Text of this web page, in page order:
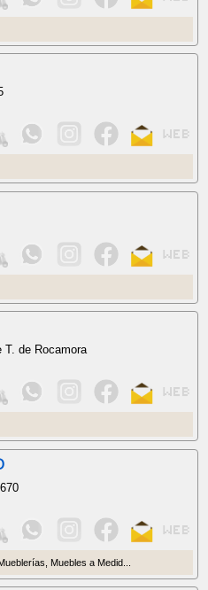
T. de Rocamora
Muebles a Medid...